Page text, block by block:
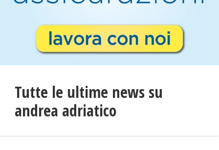
Tutte le ultime news su
andrea adriatico